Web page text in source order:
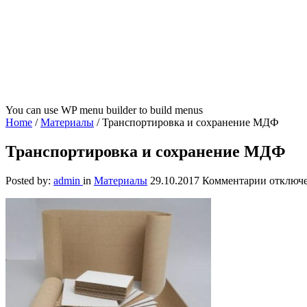
You can use WP menu builder to build menus
Home /Материалы /Транспортировка и сохранение МДФ
Транспортировка и сохранение МДФ
Posted by: admin in Материалы 29.10.2017 Комментарии к